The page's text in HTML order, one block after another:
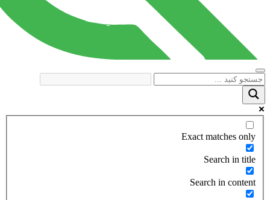
Exact matches only
Search in title
Search in content